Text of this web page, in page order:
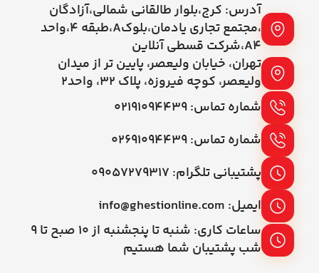
آدرس: کرج،بلوار طالقانی شمالی،آزادگان
،مجتمع تجاری یادمان،بلوکA،طبقه ۴،واحد
A4،شرکت قسطی آنلاین
تهران، خیابان ولیعصر، پایین تر از میدان
ولیعصر، کوچه فیروزه، پلاک 32، واحد2
شماره تماس: ۰۲۱۹۱۰۹۴۴۳۹
شماره تماس: ۰۲۶۹۱۰۹۴۴۳۹
پشتیبانی تلگرام: ۰۹۰۵۷۲۷۹۳۱۷
ایمیل: info@ghestionline.com
ساعات کاری: شنبه تا پنجشنبه از ۱۰ صبح تا ۹
شب پشتیبان شما هستیم